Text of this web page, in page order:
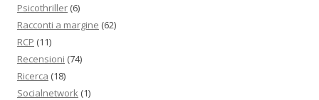
Psicothriller (6)
Racconti a margine (62)
RCP (11)
Recensioni (74)
Ricerca (18)
Socialnetwork (1)